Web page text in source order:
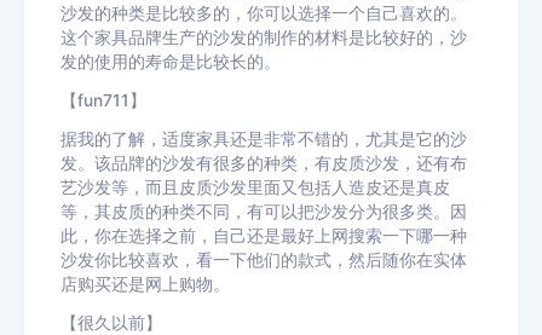
沙发的种类是比较多的，你可以选择一个自己喜欢的。
这个家具品牌生产的沙发的制作的材料是比较好的，沙
发的使用的寿命是比较长的。
【fun711】
据我的了解，适度家具还是非常不错的，尤其是它的沙
发。该品牌的沙发有很多的种类，有皮质沙发，还有布
艺沙发等，而且皮质沙发里面又包括人造皮还是真皮
等，其皮质的种类不同，有可以把沙发分为很多类。因
此，你在选择之前，自己还是最好上网搜索一下哪一种
沙发你比较喜欢，看一下他们的款式，然后随你在实体
店购买还是网上购物。
【很久以前】